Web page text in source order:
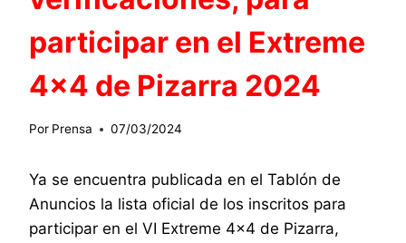
participar en el Extreme
4×4 de Pizarra 2024
Por Prensa 07/03/2024
Ya se encuentra publicada en el Tablón de
Anuncios la lista oficial de los inscritos para
participar en el VI Extreme 4×4 de Pizarra,